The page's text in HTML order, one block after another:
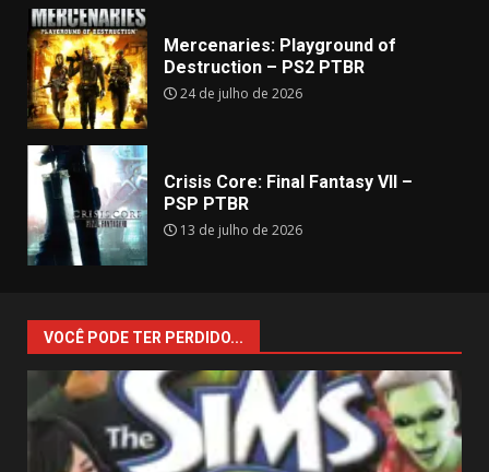
Mercenaries: Playground of
Destruction – PS2 PTBR
24 de julho de 2026
Crisis Core: Final Fantasy VII –
PSP PTBR
13 de julho de 2026
VOCÊ PODE TER PERDIDO...